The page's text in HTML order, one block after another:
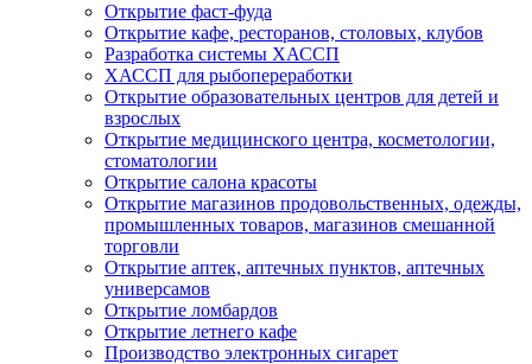
Открытие фаст-фуда
Открытие кафе, ресторанов, столовых, клубов
Разработка системы ХАССП
ХАССП для рыбопереработки
Открытие образовательных центров для детей и
взрослых
Открытие медицинского центрa, косметологии,
стоматологии
Открытие салона красоты
Открытие магазинов продовольственных, одежды,
промышленных товаров, магазинов смешанной
торговли
Открытие аптек, аптечных пунктов, аптечных
универсамов
Открытие ломбардов
Открытие летнего кафе
Производство электронных сигарет